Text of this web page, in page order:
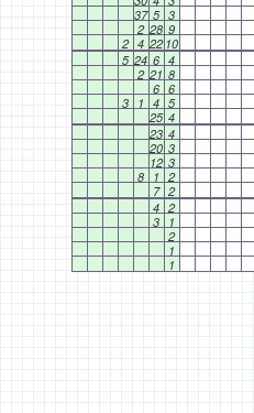
37 5 3
2 28 9
2 4 22 10
5 24 6 4
2 21 8
6 6
3
1 4 5
25 4
23 4
20 3
12 3
8
1 2
7 2
4 2
3
1
2
1
1